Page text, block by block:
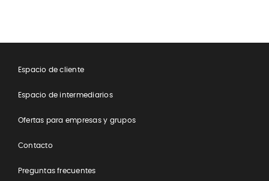
​Espacio de cliente
Espacio de intermediarios
Ofertas para empresas y grupos
Contacto
Preguntas frecuentes